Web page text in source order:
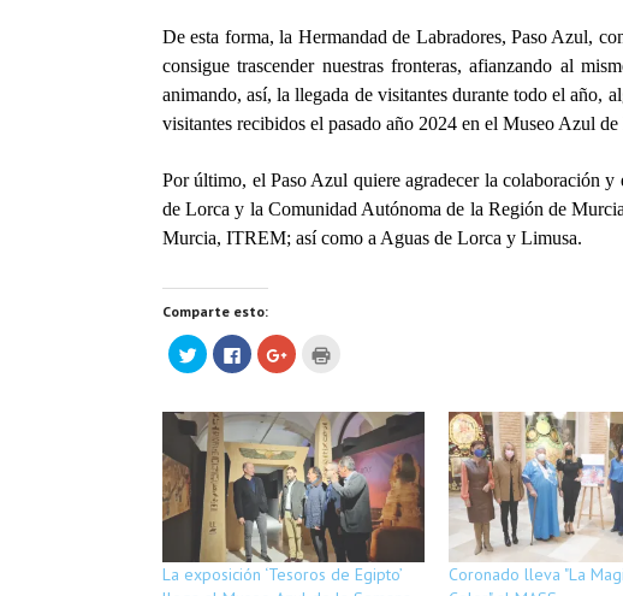
De esta forma, la Hermandad de Labradores, Paso Azul,
consigue trascender nuestras fronteras, afianzando al
animando, así, la llegada de visitantes durante todo el año,
visitantes recibidos el pasado año 2024 en el Museo Azul de
Por último, el Paso Azul quiere agradecer la colaboración y
de Lorca y la Comunidad Autónoma de la Región de
Murcia, ITREM; así como a Aguas de Lorca y Limusa.
Comparte esto:
H
a
l
c
p
a
a
c
o
m
p
a
r
H
a
l
i
c
p
a
r
a
o
m
p
a
r
H
a
l
i
c
p
a
r
a
c
o
m
p
a
r
l
i
c
p
a
r
a
i
m
p
r
i
m
La exposición ‘Tesoros de Egipto’
Coronado lleva "La